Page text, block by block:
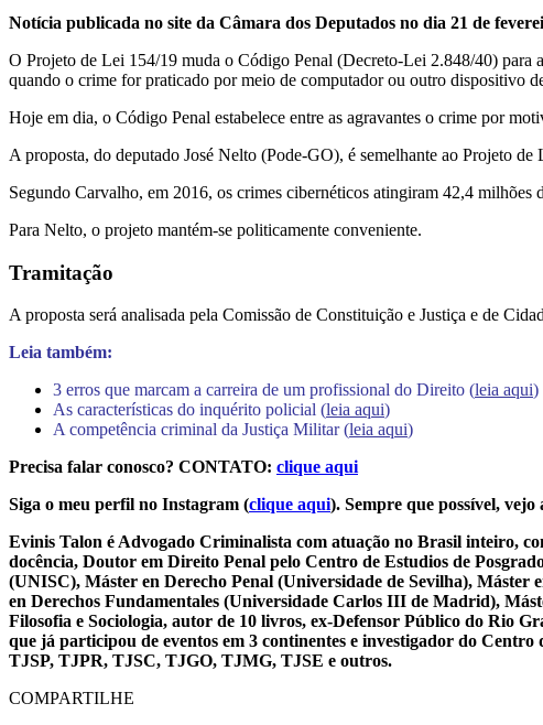
Notícia publicada no site da Câmara dos Deputados no dia 21 de
O Projeto de Lei 154/19 muda o Código Penal (Decreto-Lei 2.848/40) para
quando o crime for praticado por meio de computador ou outro dispositivo
Hoje em dia, o Código Penal estabelece entre as agravantes o crime por
A proposta, do deputado José Nelto (Pode-GO), é semelhante ao Projeto
Segundo Carvalho, em 2016, os crimes cibernéticos atingiram 42,4
Para Nelto, o projeto mantém-se politicamente conveniente.
Tramitação
A proposta será analisada pela Comissão de Constituição e Justiça e de
Leia também:
3 erros que marcam a carreira de um profissional do Direito (leia aqui)
As características do inquérito policial (leia aqui)
A competência criminal da Justiça Militar (leia aqui)
Precisa falar conosco? CONTATO: clique aqui
Siga o meu perfil no Instagram (clique aqui). Sempre que possível, vejo
Evinis Talon é Advogado Criminalista com atuação no Brasil inteiro,
docência, Doutor em Direito Penal pelo Centro de Estudios de
(UNISC), Máster en Derecho Penal (Universidade de Sevilha),
en Derechos Fundamentales (Universidade Carlos III de Madrid),
Filosofia e Sociologia, autor de 10 livros, ex-Defensor Público do Rio
que já participou de eventos em 3 continentes e investigador do
TJSP, TJPR, TJSC, TJGO, TJMG, TJSE e outros.
COMPARTILHE